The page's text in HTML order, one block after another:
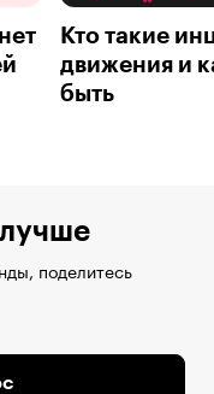
Кто такие
движения и
быть
поделитесь